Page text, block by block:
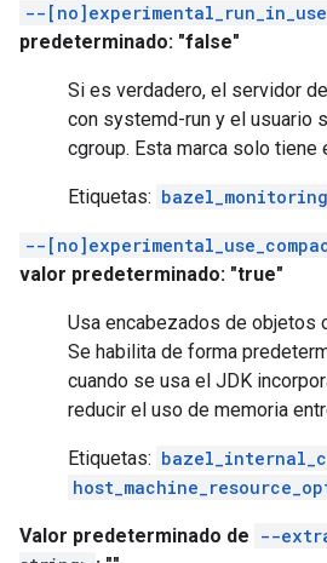
--
predeterminado: "false"
Si es verdadero, el servidor
con systemd-run y el usuario
cgroup. Esta marca solo tiene
Etiquetas: bazel_monitoring
--
valor predeterminado: "true"
Usa encabezados de objetos
Se habilita de forma
cuando se usa el JDK
reducir el uso de memoria
Etiquetas:
Valor predeterminado de --